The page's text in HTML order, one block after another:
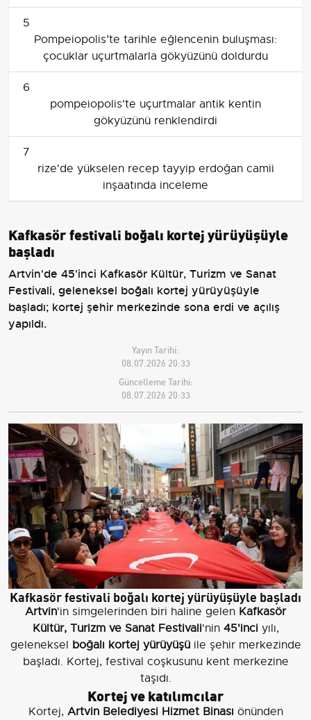
5
Pompeiopolis’te tarihle eğlencenin buluşması:
çocuklar uçurtmalarla gökyüzünü doldurdu
6
pompeiopolis'te uçurtmalar antik kentin
gökyüzünü renklendirdi
7
rize'de yükselen recep tayyip erdoğan camii
inşaatında inceleme
Kafkasör festivali boğalı kortej yürüyüşüyle
başladı
Artvin'de 45'inci Kafkasör Kültür, Turizm ve Sanat
Festivali, geleneksel boğalı kortej yürüyüşüyle
başladı; kortej şehir merkezinde sona erdi ve açılış
yapıldı.
Yayın Tarihi:
08.07.2026 20:33
Güncelleme Tarihi:
08.07.2026 20:33
Kafkasör festivali boğalı kortej yürüyüşüyle başladı
Artvin'in simgelerinden biri haline gelen Kafkasör
Kültür, Turizm ve Sanat Festivali'nin 45'inciyılı,
geleneksel boğalı kortej yürüyüşüile şehir merkezinde
başladı. Kortej, festival coşkusunu kent merkezine
taşıdı.
Kortej ve katılımcılar
Kortej, Artvin Belediyesi Hizmet Binası önünden